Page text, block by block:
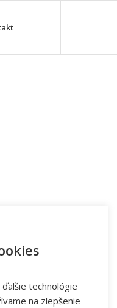
technológie
na zlepšenie